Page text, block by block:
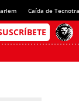
Caída de